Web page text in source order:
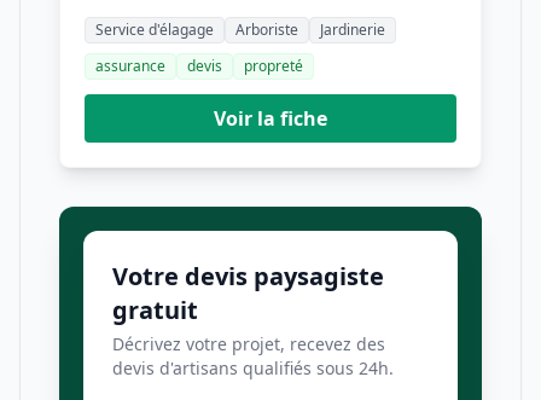
Service d'élagage Arboriste
Jardinerie
assurance
devis propreté
Voir la fiche
Votre devis paysagiste
gratuit
Décrivez votre projet, recevez des
devis d'artisans qualifiés sous 24h.